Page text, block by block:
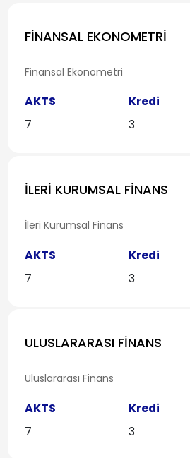
FİNANSAL EKONOMETRİ
Finansal Ekonometri
AKTS
7
Kredi
3
İLERİ KURUMSAL FİNANS
İleri Kurumsal Finans
AKTS
7
Kredi
3
ULUSLARARASI FİNANS
Uluslararası Finans
AKTS
7
Kredi
3